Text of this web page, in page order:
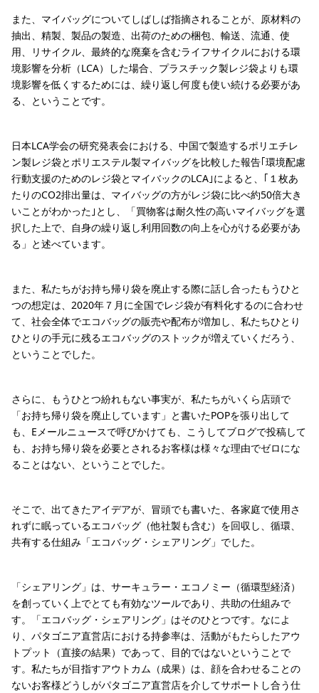
また、マイバッグについてしばしば指摘されることが、原材料の
抽出、精製、製品の製造、出荷のための梱包、輸送、流通、使
用、リサイクル、最終的な廃棄を含むライフサイクルにおける環
境影響を分析（LCA）した場合、プラスチック製レジ袋よりも環
境影響を低くするためには、繰り返し何度も使い続ける必要があ
る、ということです。
日本LCA学会の研究発表会における、中国で製造するポリエチレ
ン製レジ袋とポリエステル製マイバッグを比較した報告｢環境配慮
行動支援のためのレジ袋とマイバックのLCA｣によると、｢１枚あ
たりのCO2排出量は、マイバッグの方がレジ袋に比べ約50倍大き
いことがわかった｣とし、「買物客は耐久性の高いマイバッグを選
択した上で、自身の繰り返し利用回数の向上を心がける必要があ
る」と述べています。
また、私たちがお持ち帰り袋を廃止する際に話し合ったもうひと
つの想定は、2020年７月に全国でレジ袋が有料化するのに合わせ
て、社会全体でエコバッグの販売や配布が増加し、私たちひとり
ひとりの手元に残るエコバッグのストックが増えていくだろう、
ということでした。
さらに、もうひとつ紛れもない事実が、私たちがいくら店頭で
「お持ち帰り袋を廃止しています」と書いたPOPを張り出して
も、Eメールニュースで呼びかけても、こうしてブログで投稿して
も、お持ち帰り袋を必要とされるお客様は様々な理由でゼロにな
ることはない、ということでした。
そこで、出てきたアイデアが、冒頭でも書いた、各家庭で使用さ
れずに眠っているエコバッグ（他社製も含む）を回収し、循環、
共有する仕組み「エコバッグ・シェアリング」でした。
「シェアリング」は、サーキュラー・エコノミー（循環型経済）
を創っていく上でとても有効なツールであり、共助の仕組みで
す。「エコバッグ・シェアリング」はそのひとつです。なによ
り、パタゴニア直営店における持参率は、活動がもたらしたアウ
トプット（直接の結果）であって、目的ではないということで
す。私たちが目指すアウトカム（成果）は、顔を合わせることの
ないお客様どうしがパタゴニア直営店を介してサポートし合う仕